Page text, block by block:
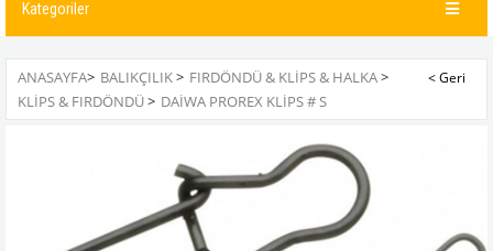
Kategoriler
ANASAYFA> BALIKÇILIK> FIRDÖNDÜ & KLIPS & HALKA>
KLIPS & FIRDÖNDÜ> DAIWA PROREX KLIPS # S